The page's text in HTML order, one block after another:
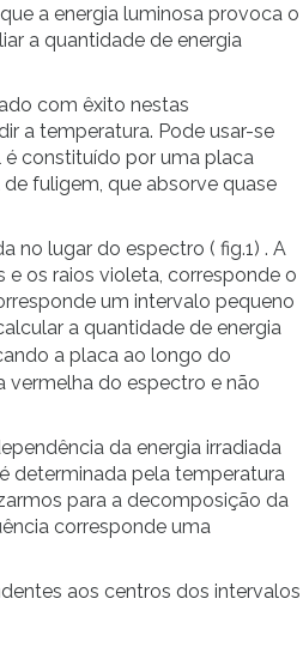
a energia luminosa provoca o
a quantidade de energia
com êxito nestas
a temperatura. Pode usar-se
constituído por uma placa
fuligem, que absorve quase
no lugar do espectro ( fig.1) . A
os raios violeta, corresponde o
um intervalo pequeno
a quantidade de energia
a placa ao longo do
vermelha do espectro e não
da energia irradiada
determinada pela temperatura
para a decomposição da
corresponde uma
aos centros dos intervalos